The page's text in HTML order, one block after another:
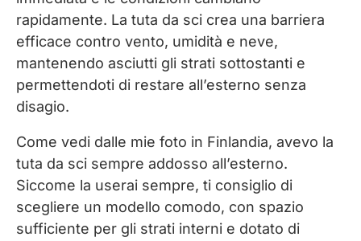
rapidamente. La tuta da sci crea una barriera
efficace contro vento, umidità e neve,
mantenendo asciutti gli strati sottostanti e
permettendoti di restare all’esterno senza
disagio.
Come vedi dalle mie foto in Finlandia, avevo la
tuta da sci sempre addosso all’esterno.
Siccome la userai sempre, ti consiglio di
scegliere un modello comodo, con spazio
sufficiente per gli strati interni e dotato di